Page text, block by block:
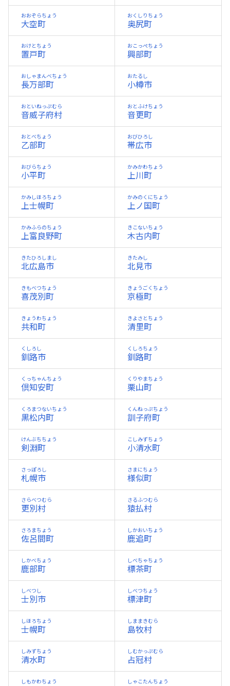
大空町
おおぞらちょう
奥尻町
おくしりちょう
置戸町
おけとちょう
興部町
おこっぺちょう
長万部町
おしゃまんべちょう
小樽市
おたるし
音威子府村
おといねっぷむら
音更町
おとふけちょう
乙部町
おとべちょう
帯広市
おびひろし
小平町
おびらちょう
上川町
かみかわちょう
上士幌町
かみしほろちょう
上ノ国町
かみのくにちょう
上富良野町
かみふらのちょう
木古内町
きこないちょう
北広島市
きたひろしまし
北見市
きたみし
喜茂別町
きもべつちょう
京極町
きょうごくちょう
共和町
きょうわちょう
清里町
きよさとちょう
釧路市
くしろし
釧路町
くしろちょう
倶知安町
くっちゃんちょう
栗山町
くりやまちょう
黒松内町
くろまつないちょう
訓子府町
くんねっぷちょう
剣淵町
けんぶちちょう
小清水町
こしみずちょう
札幌市
さっぽろし
様似町
さまにちょう
更別村
さらべつむら
猿払村
さるふつむら
佐呂間町
さろまちょう
鹿追町
しかおいちょう
鹿部町
しかべちょう
標茶町
しべちゃちょう
士別市
しべつし
標津町
しべつちょう
士幌町
しほろちょう
島牧村
しままきむら
清水町
しみずちょう
占冠村
しむかっぷむら
しもかわちょう しゃこたんちょう